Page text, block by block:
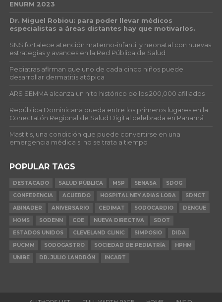
ENURM 2023
Dr. Miguel Robiou: para poder llevar médicos
especialistas a áreas distantes hay que motivarlos.
SNS fortalece atención materno-infantil y neonatal con nuevas
estrategias y avances en la Red Pública de Salud
Pediatras afirman que uno de cada cinco niños puede
desarrollar dermatitis atópica
ARS SEMMA alcanza un hito histórico de los 200,000 afiliados
República Dominicana queda entre los primeros lugares en la
Conectatón Regional de Salud Digital celebrada en Panamá
Mastitis, una condición que puede convertirse en una
emergencia médica si no se trata a tiempo
POPULAR TAGS
DESTACADO SALUD PÚBLICA MSP SENASA
SDOG
CONFERENCIA
ACUERDO HOSPITAL NEY ARIAS LORA
SDNCT
ABINADER
ANIVERSARIO CEDIMAT SODOCARDIO
DENGUE
HOMS
SODENN COE NUEVA DIRECTIVA
SDOT
ESTADOS UNIDOS
CLEVELAND CLINIC SIMPOSIO
DIDA
PUCMM
SODOGASTRO SOCIEDAD DE PEDIATRÍA
HPHM
UNIBE
DR. JULIO LANDRÓN INCART